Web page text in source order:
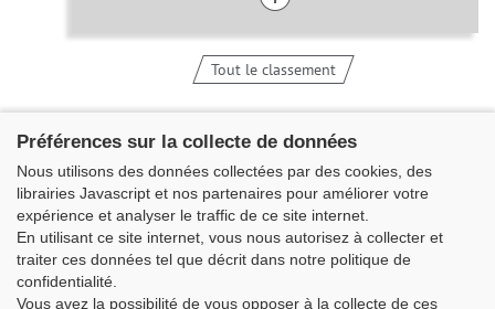
Tout le classement
Préférences sur la collecte de données
Nous utilisons des données collectées par des cookies, des
librairies Javascript et nos partenaires pour améliorer votre
expérience et analyser le traffic de ce site internet.
En utilisant ce site internet, vous nous autorisez à collecter et
traiter ces données tel que décrit dans notre politique de
confidentialité.
Vous avez la possibilité de vous opposer à la collecte de ces